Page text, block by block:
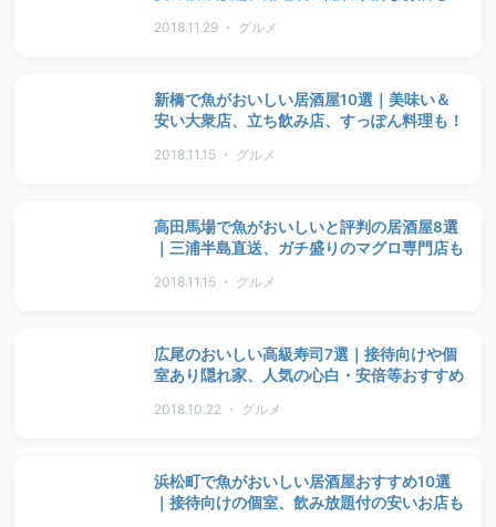
2018.11.29 ・ グルメ
新橋で魚がおいしい居酒屋10選｜美味い＆
安い大衆店、立ち飲み店、すっぽん料理も！
2018.11.15 ・ グルメ
高田馬場で魚がおいしいと評判の居酒屋8選
｜三浦半島直送、ガチ盛りのマグロ専門店も
2018.11.15 ・ グルメ
広尾のおいしい高級寿司7選｜接待向けや個
室あり隠れ家、人気の心白・安倍等おすすめ
2018.10.22 ・ グルメ
浜松町で魚がおいしい居酒屋おすすめ10選
｜接待向けの個室、飲み放題付の安いお店も